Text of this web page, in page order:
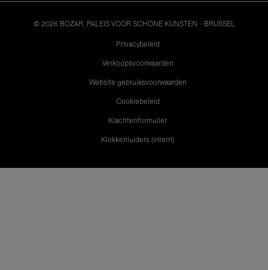
© 2026 BOZAR. PALEIS VOOR SCHONE KUNSTEN - BRUSSEL
Privacybeleid
Verkoopsvoorwaarden
Website gebruiksvoorwaarden
Cookiebeleid
Klachtenformulier
Klokkenluiders (intern)